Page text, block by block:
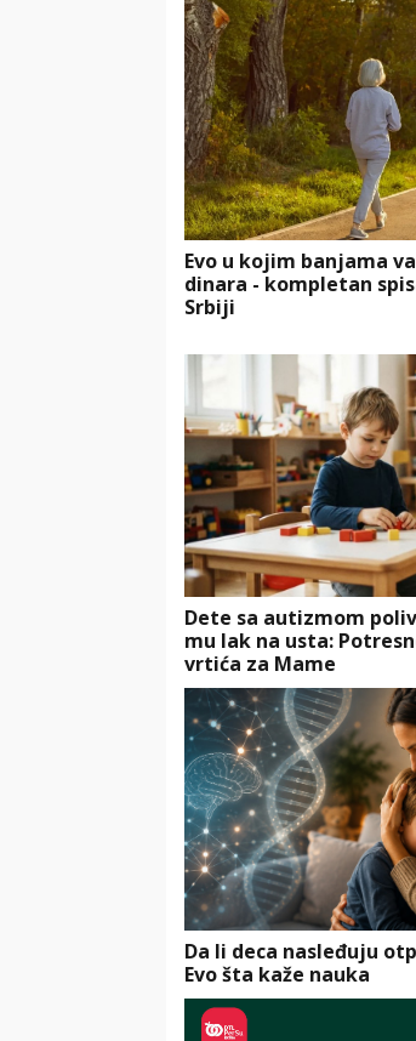
Evo u kojim banjama
dinara - kompletan
Srbiji
Dete sa autizmom
mu lak na usta:
vrtića za Mame
Da li deca nasleđuju
Evo šta kaže nauka